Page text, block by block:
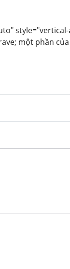
một phần